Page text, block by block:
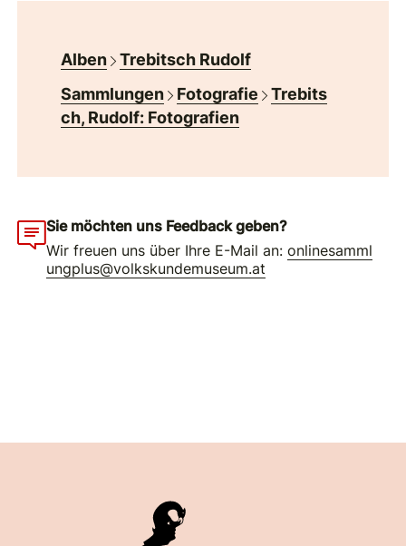
Alben
Trebitsch Rudolf
Sammlungen
Fotografie
Trebits
ch, Rudolf: Fotografien
Sie möchten uns Feedback geben?
Wir freuen uns über Ihre E-Mail an:onlinesamml
ungplus@volkskundemuseum.at